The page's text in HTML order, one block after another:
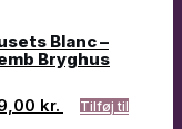
Blanc –
Bryghus
kr.
Tilføj til